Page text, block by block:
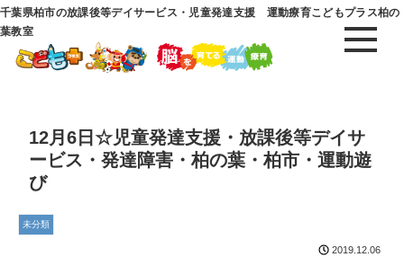
千葉県柏市の放課後等デイサービス・児童発達支援 運動療育こどもプラス柏の
葉教室
12月6日☆児童発達支援・放課後等デイサ
ービス・発達障害・柏の葉・柏市・運動遊
び
未分類
2019.12.06